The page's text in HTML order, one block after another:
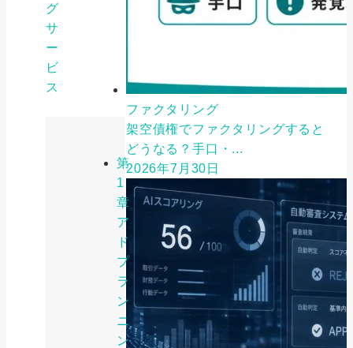
グ
サ
ー
ビ
ス
第
1
章
ア
ド
プ
ラ
ン
ニ
ン
ファクタリング
架空債権でファクタリングすると
どうなる？手口・...
2026年7月30日